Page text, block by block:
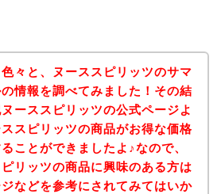
々と、ヌーススピリッツのサマ
情報を調べてみました！その結
ーススピリッツの公式ページよ
ススピリッツの商品がお得な価格
ことができましたよ♪なので、
リッツの商品に興味のある方は
などを参考にされてみてはいか